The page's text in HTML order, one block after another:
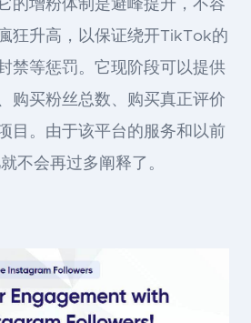
的增粉体制是避峰提升，不容
狂升高，以保证绕开TikTok的
禁等惩罚。它现阶段可以提供
购买粉丝总数、购买真正评价
目。由于该平台的服务和以前
不会再过多阐释了。